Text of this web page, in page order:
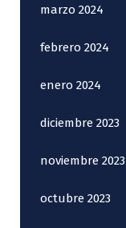
marzo 2024
febrero 2024
enero 2024
diciembre 2023
noviembre 2023
octubre 2023